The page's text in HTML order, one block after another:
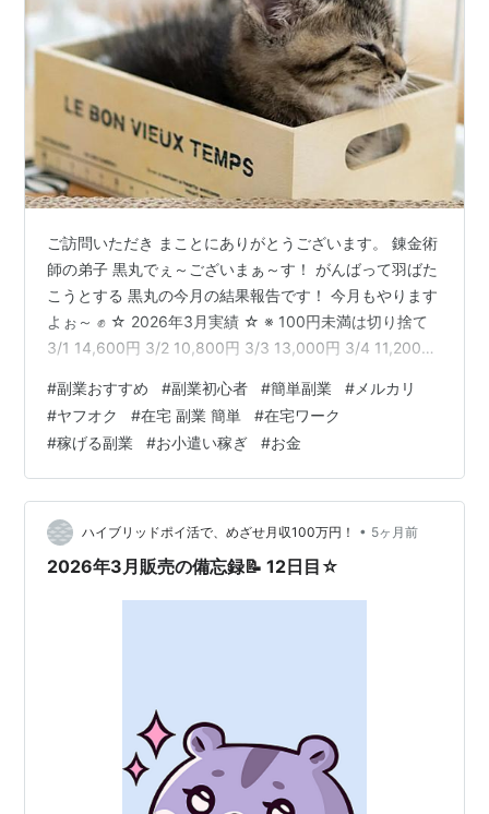
ご訪問いただき まことにありがとうございます。 錬金術
師の弟子 黒丸でぇ～ございまぁ～す！ がんばって羽ばた
こうとする 黒丸の今月の結果報告です！ 今月もやります
よぉ～ ✊ ☆ 2026年3月実績 ☆ ※ 100円未満は切り捨て
3/1 14,600円 3/2 10,800円 3/3 13,000円 3/4 11,200円
3/9 13,200円 3/10 11,500円 3/11 7,600円 3/12 11,700
円 3/13 8,300円 3月利益合計 160,200円 今月も Ｒ領域
目指してが…
#副業おすすめ #副業初心者 #簡単副業 # メルカリ
#ヤフオク #在宅 副業 簡単 #在宅ワーク
#稼げる副業 #お小遣い稼ぎ #お金
ハイブリッドポイ活で、めざせ月収100万円！ • 5ヶ月前
2026年3月販売の備忘録📝 12日目☆